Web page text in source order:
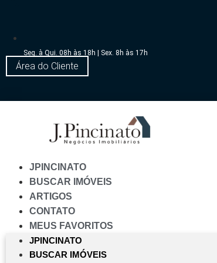
Seg. à Qui. 08h às 18h | Sex. 8h às 17h
Área do Cliente
JPINCINATO
BUSCAR IMÓVEIS
ARTIGOS
CONTATO
MEUS FAVORITOS
JPINCINATO
BUSCAR IMÓVEIS